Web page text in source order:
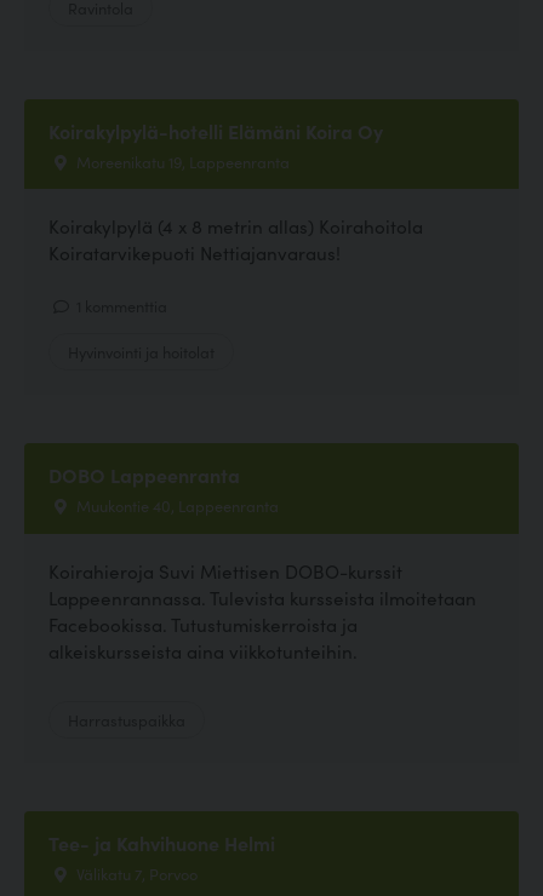
Koirakylpylä-hotelli Elämäni Koira Oy
Moreenikatu 19, Lappeenranta
Koirakylpylä (4 x 8 metrin allas) Koirahoitola
Koiratarvikepuoti Nettiajanvaraus!
DOBO Lappeenranta
Muukontie 40, Lappeenranta
Koirahieroja Suvi Miettisen DOBO-kurssit
Lappeenrannassa. Tulevista kursseista ilmoitetaan
Facebookissa. Tutustumiskerroista ja
alkeiskursseista aina viikkotunteihin.
Tee- ja Kahvihuone Helmi
Välikatu 7, Porvoo